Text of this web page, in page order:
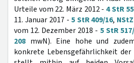
Urteile vom 22. März 2012 -4 StR
11. Januar 2017 - 5 StR 409/16,
vom 12. Dezember 2018 - 5 StR
208 mwN). Eine hohe und
konkrete Lebensgefährlichkeit der